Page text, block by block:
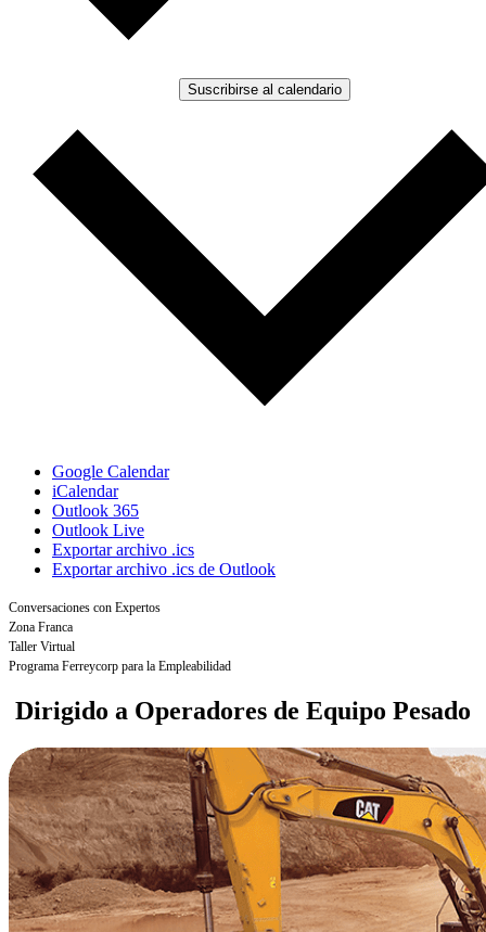
Suscribirse al calendario
Google Calendar
iCalendar
Outlook 365
Outlook Live
Exportar archivo .ics
Exportar archivo .ics de Outlook
Conversaciones con Expertos
Zona Franca
Taller Virtual
Programa Ferreycorp para la Empleabilidad
Dirigido a Operadores de Equipo Pesado